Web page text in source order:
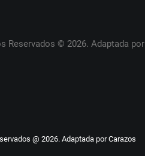
Reservados © 2026. Adaptada por
@ 2026. Adaptada porCarazos